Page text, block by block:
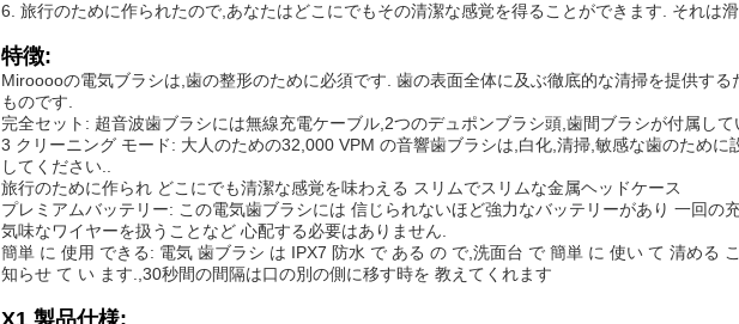
6. 旅行のために作られたので,あなたはどこにでもその清潔な感覚を得ることができます. それ
特徴:
Mirooooの電気ブラシは,歯の整形のために必須です. 歯の表面全体に及ぶ徹底的な清掃を提供す
ものです.
完全セット: 超音波歯ブラシには無線充電ケーブル,2つのデュポンブラシ頭,歯間ブラシが付属して
3 クリーニング モード: 大人のための32,000 VPM の音響歯ブラシは,白化,清掃,敏感な歯のため
してください..
旅行のために作られ どこにでも清潔な感覚を味わえる スリムでスリムな金属ヘッドケース
プレミアムバッテリー: この電気歯ブラシには 信じられないほど強力なバッテリーがあり 一回
気味なワイヤーを扱うことなど 心配する必要はありません.
簡単 に 使用 できる: 電気 歯ブラシ は IPX7 防水 で ある の で,洗面台 で 簡単 に 使い て 清め
知らせ て い ます.,30秒間の間隔は口の別の側に移す時を 教えてくれます
X1 製品仕様: